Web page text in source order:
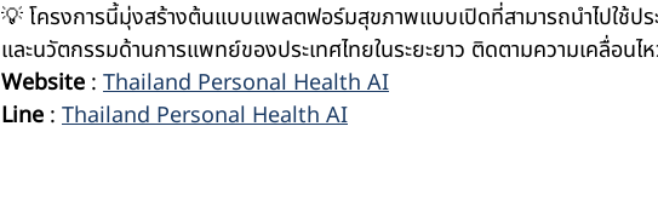
💡 โครงการนี้มุ่งสร้างต้นแบบแพลตฟอร์มสุขภาพแบบเปิดที่สามารถนำไปใช้ปร
และนวัตกรรมด้านการแพทย์ของประเทศไทยในระยะยาว ติดตามความเคลื่อนไ
Website : Thailand Personal Health AI
Line : Thailand Personal Health AI